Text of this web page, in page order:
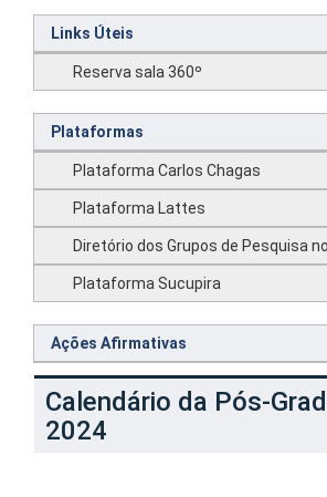
Links Úteis
Reserva sala 360º
Plataformas
Plataforma Carlos Chagas
Plataforma Lattes
Diretório dos Grupos de Pesquisa
Plataforma Sucupira
Ações Afirmativas
Calendário da Pós-
2024